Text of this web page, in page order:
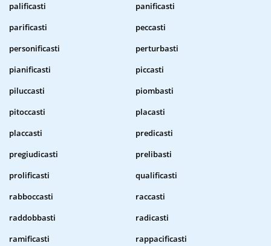
palificasti
panificasti
parificasti
peccasti
personificasti
perturbasti
pianificasti
piccasti
piluccasti
piombasti
pitoccasti
placasti
placcasti
predicasti
pregiudicasti
prelibasti
prolificasti
qualificasti
rabboccasti
raccasti
raddobbasti
radicasti
ramificasti
rappacificasti